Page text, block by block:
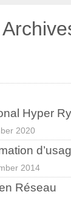
Hyper
2020
2014
Réseau